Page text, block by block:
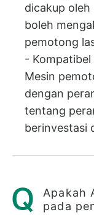
dicakup
boleh
pemotong
-
Mesin
dengan
tentang
berinvestasi
Apakah
pada